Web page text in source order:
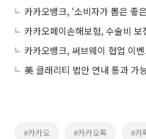
카카오뱅크, ‘소비자가 뽑은 좋
카카오페이손해보험, 수술비 보
카카오뱅크, 써브웨이 협업 이
#카카오 #카카오톡 #카